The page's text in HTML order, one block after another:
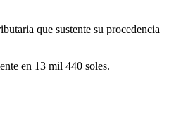
que sustente su procedencia
en 13 mil 440 soles.